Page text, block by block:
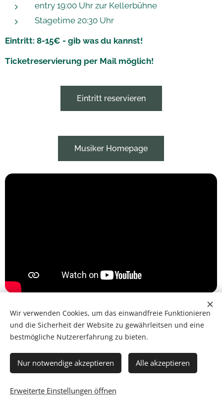
entry 19:00 Uhr zur Kellerbühne
Stagetime 20:30 Uhr
Eintritt: 8-15€ - gib was du kannst!
Ticketreservierung per Mail möglich!
Eintritt reservieren
Musiker Homepage
Impressum Datenschutz
Copyright 2026 Kaiserburg - Böhmische Spezialitäten
Wir verwenden Cookies, um das einwandfreie Funktionieren
und die Sicherheit der Website zu gewährleitsen und eine
bestmögliche Nutzererfahrung zu bieten.
Nur notwendige akzeptieren Alle akzeptieren
Erweiterte Einstellungen öffnen